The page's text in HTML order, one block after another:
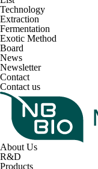
Technology
Extraction
Fermentation
Exotic Method
Board
News
Newsletter
Contact
Contact us
About Us
R&D
Products